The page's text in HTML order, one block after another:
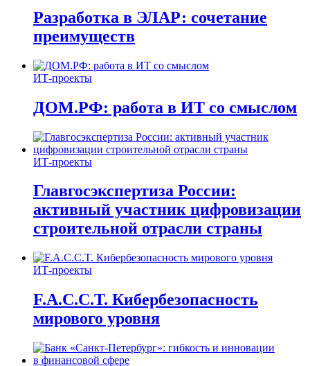
Разработка в ЭЛАР: сочетание
преимуществ
ИТ-проекты
ДОМ.РФ: работа в ИТ со смыслом
ИТ-проекты
Главгосэкспертиза России:
активный участник цифровизации
строительной отрасли страны
ИТ-проекты
F.A.C.C.T. Кибербезопасность
мирового уровня